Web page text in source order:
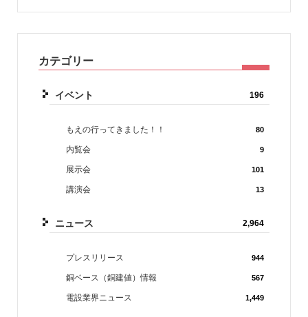
カテゴリー
イベント 196
もえの行ってきました！！ 80
内覧会 9
展示会 101
講演会 13
ニュース 2,964
プレスリリース 944
銅ベース（銅建値）情報 567
電設業界ニュース 1,449